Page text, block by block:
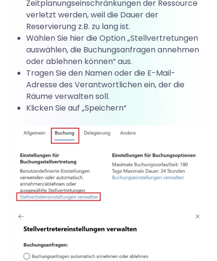
O
u
o
o
k
Zeitplanungseinschränkungen der Ressource
verletzt werden, weil die Dauer der
Reservierung z.B. zu lang ist.
Wählen Sie hier die Option „Stellvertretungen
auswählen, die Buchungsanfragen annehmen
oder ablehnen können“ aus.
Tragen Sie den Namen oder die E-Mail-
Adresse des Verantwortlichen ein, der die
Räume verwalten soll.
Klicken Sie auf „Speichern“